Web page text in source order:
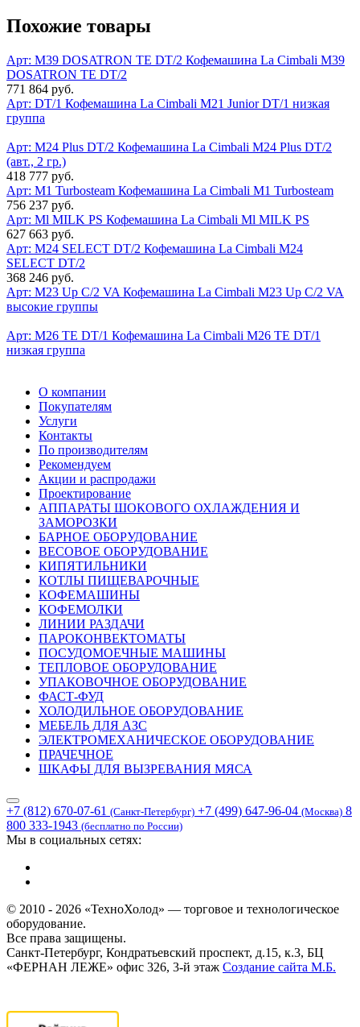
Похожие товары
Арт: M39 DOSATRON TE DT/2 Кофемашина La Cimbali M39
DOSATRON TE DT/2
771 864 руб.
Арт: DT/1 Кофемашина La Cimbali M21 Junior DT/1 низкая
группа
Арт: M24 Plus DT/2 Кофемашина La Cimbali M24 Plus DT/2
(авт., 2 гр.)
418 777 руб.
Арт: M1 Turbosteam Кофемашина La Cimbali M1 Turbosteam
756 237 руб.
Арт: Ml MILK PS Кофемашина La Cimbali Ml MILK PS
627 663 руб.
Арт: M24 SELECT DT/2 Кофемашина La Cimbali M24
SELECT DT/2
368 246 руб.
Арт: M23 Up C/2 VA Кофемашина La Cimbali M23 Up C/2 VA
высокие группы
Арт: M26 TE DT/1 Кофемашина La Cimbali M26 TE DT/1
низкая группа
О компании
Покупателям
Услуги
Контакты
По производителям
Рекомендуем
Акции и распродажи
Проектирование
АППАРАТЫ ШОКОВОГО ОХЛАЖДЕНИЯ И
ЗАМОРОЗКИ
БАРНОЕ ОБОРУДОВАНИЕ
ВЕСОВОЕ ОБОРУДОВАНИЕ
КИПЯТИЛЬНИКИ
КОТЛЫ ПИЩЕВАРОЧНЫЕ
КОФЕМАШИНЫ
КОФЕМОЛКИ
ЛИНИИ РАЗДАЧИ
ПАРОКОНВЕКТОМАТЫ
ПОСУДОМОЕЧНЫЕ МАШИНЫ
ТЕПЛОВОЕ ОБОРУДОВАНИЕ
УПАКОВОЧНОЕ ОБОРУДОВАНИЕ
ФАСТ-ФУД
ХОЛОДИЛЬНОЕ ОБОРУДОВАНИЕ
МЕБЕЛЬ ДЛЯ АЗС
ЭЛЕКТРОМЕХАНИЧЕСКОЕ ОБОРУДОВАНИЕ
ПРАЧЕЧНОЕ
ШКАФЫ ДЛЯ ВЫЗРЕВАНИЯ МЯСА
+7 (812) 670-07-61 (Санкт-Петербург) +7 (499) 647-96-04 (Москва) 8
800 333-1943 (бесплатно по России)
Мы в социальных сетях:
© 2010 - 2026 «ТехноХолод» — торговое и технологическое
оборудование.
Все права защищены.
Санкт-Петербург, Кондратьевский проспект, д.15, к.3, БЦ
«ФЕРНАН ЛЕЖЕ» офис 326, 3-й этаж Создание сайта М.Б.